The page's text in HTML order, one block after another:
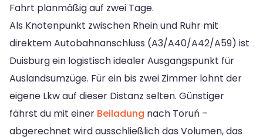
Fahrt planmäßig auf zwei Tage.
Als Knotenpunkt zwischen Rhein und Ruhr mit
direktem Autobahnanschluss (A3/A40/A42/A59) ist
Duisburg ein logistisch idealer Ausgangspunkt für
Auslandsumzüge. Für ein bis zwei Zimmer lohnt der
eigene Lkw auf dieser Distanz selten. Günstiger
fährst du mit einer Beiladung nach Toruń –
abgerechnet wird ausschließlich das Volumen, das